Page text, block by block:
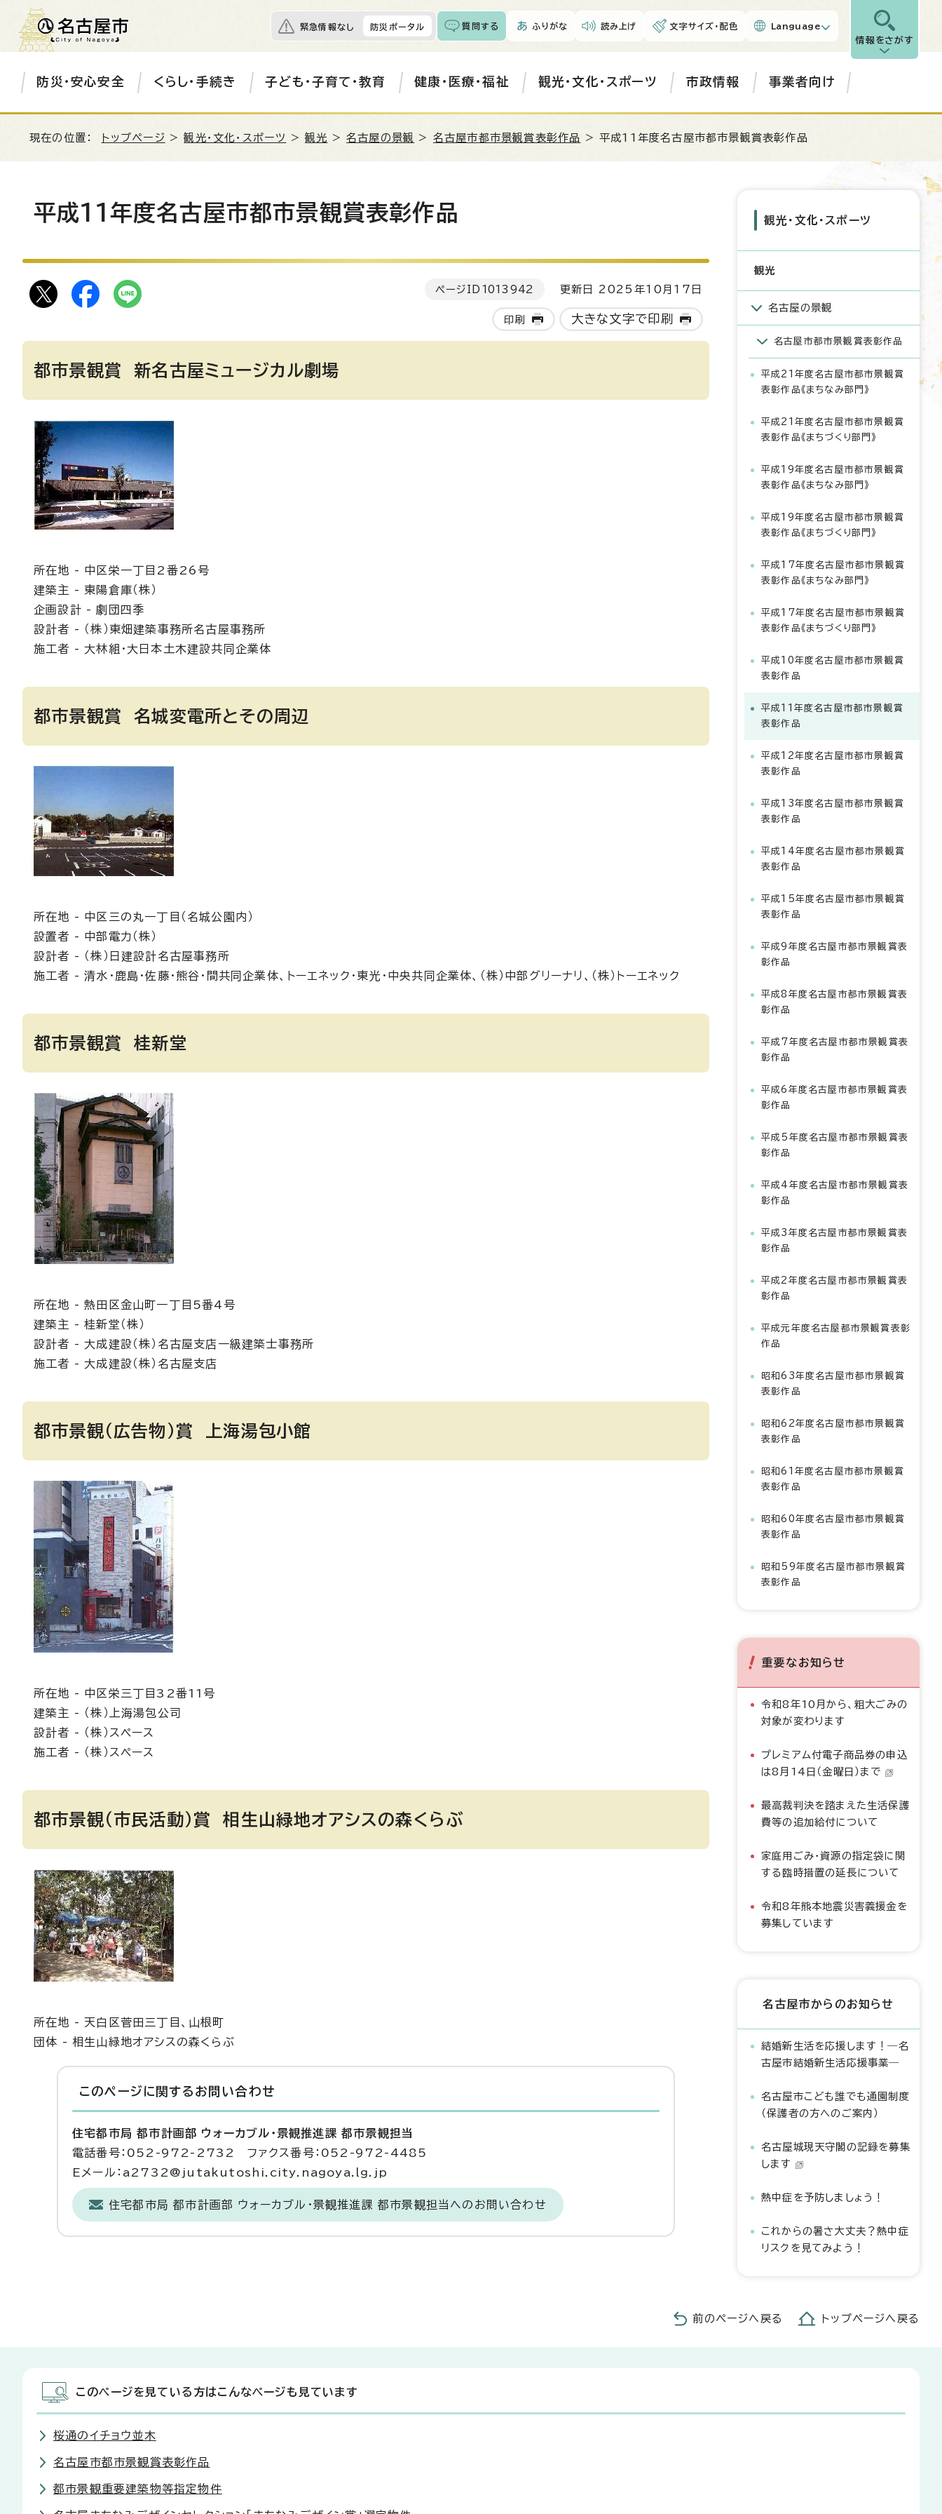
緊急情報なし 防災ポータル 質問する ふりがな 読み上げ 文字サイズ・配色 Language
情報をさがす
防災・安心安全 くらし・手続き 子ども・子育て・教育 健康・医療・福祉 観光・文化・スポーツ 市政情報 事業者向け
現在の位置： トップページ >観光・文化・スポーツ >観光 >名古屋の景観 > 名古屋市都市景観賞表彰作品 > 平成11年度名古屋市都市景観賞表彰作品
平成11年度名古屋市都市景観賞表彰作品
ページID 1013942 更新日 2025年10月17日
印刷 大きな文字で印刷
都市景観賞 新名古屋ミュージカル劇場
所在地 - 中区栄一丁目2番26号
建築主 - 東陽倉庫（株）
企画設計 - 劇団四季
設計者 - （株）東畑建築事務所名古屋事務所
施工者 - 大林組・大日本土木建設共同企業体
都市景観賞 名城変電所とその周辺
所在地 - 中区三の丸一丁目（名城公園内）
設置者 - 中部電力（株）
設計者 - （株）日建設計名古屋事務所
施工者 - 清水・鹿島・佐藤・熊谷・間共同企業体、トーエネック・東光・中央共同企業体、（株）中部グリーナリ、（株）トーエネック
都市景観賞 桂新堂
所在地 - 熱田区金山町一丁目5番4号
建築主 - 桂新堂（株）
設計者 - 大成建設（株）名古屋支店一級建築士事務所
施工者 - 大成建設（株）名古屋支店
都市景観（広告物）賞 上海湯包小館
所在地 - 中区栄三丁目32番11号
建築主 - （株）上海湯包公司
設計者 - （株）スペース
施工者 - （株）スペース
都市景観（市民活動）賞 相生山緑地オアシスの森くらぶ
所在地 - 天白区菅田三丁目、山根町
団体 - 相生山緑地オアシスの森くらぶ
このページに関する お問い合わせ
住宅都市局 都市計画部 ウォーカブル・景観推進課 都市景観担当
電話番号：052-972-2732 ファクス番号：052-972-4485
Eメール：a2732@jutakutoshi.city.nagoya.lg.jp
住宅都市局 都市計画部 ウォーカブル・景観推進課 都市景観担当へのお問い合わせ
観光・文化・スポーツ
観光
名古屋の景観
名古屋市都市景観賞表彰作品
平成21年度名古屋市都市景観賞
表彰作品《まちなみ部門》
平成21年度名古屋市都市景観賞
表彰作品《まちづくり部門》
平成19年度名古屋市都市景観賞
表彰作品《まちなみ部門》
平成19年度名古屋市都市景観賞
表彰作品《まちづくり部門》
平成17年度名古屋市都市景観賞
表彰作品《まちなみ部門》
平成17年度名古屋市都市景観賞
表彰作品《まちづくり部門》
平成10年度名古屋市都市景観賞
表彰作品
平成11年度名古屋市都市景観賞
表彰作品
平成12年度名古屋市都市景観賞
表彰作品
平成13年度名古屋市都市景観賞
表彰作品
平成14年度名古屋市都市景観賞
表彰作品
平成15年度名古屋市都市景観賞
表彰作品
平成9年度名古屋市都市景観賞表
彰作品
平成8年度名古屋市都市景観賞表
彰作品
平成7年度名古屋市都市景観賞表
彰作品
平成6年度名古屋市都市景観賞表
彰作品
平成5年度名古屋市都市景観賞表
彰作品
平成4年度名古屋市都市景観賞表
彰作品
平成3年度名古屋市都市景観賞表
彰作品
平成2年度名古屋市都市景観賞表
彰作品
平成元年度名古屋都市景観賞表彰
作品
昭和63年度名古屋市都市景観賞
表彰作品
昭和62年度名古屋市都市景観賞
表彰作品
昭和61年度名古屋市都市景観賞
表彰作品
昭和60年度名古屋市都市景観賞
表彰作品
昭和59年度名古屋市都市景観賞
表彰作品
重要なお知らせ
令和8年10月から、粗大ごみの
対象が変わります
プレミアム付電子商品券の申込
は8月14日（金曜日）まで
最高裁判決を踏まえた生活保護
費等の追加給付について
家庭用ごみ・資源の指定袋に関
する臨時措置の延長について
令和8年熊本地震災害義援金を
募集しています
名古屋市からのお知らせ
結婚新生活を応援します！―名
古屋市結婚新生活応援事業―
名古屋市こども誰でも通園制度
（保護者の方へのご案内）
名古屋城現天守閣の記録を募集
します
熱中症を予防しましょう！
これからの暑さ大丈夫？熱中症
リスクを見てみよう！
前のページへ戻る トップページへ戻る
このページを見ている方はこんなページも見ています
桜通のイチョウ並木
名古屋市都市景観賞表彰作品
都市景観重要建築物等指定物件